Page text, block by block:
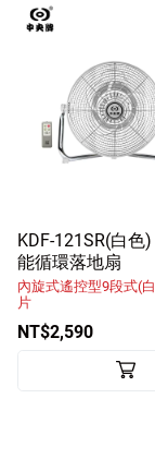
KDF-121SR(白色
能循環落地扇
內旋式遙控型9段式(
片
NT$2,590